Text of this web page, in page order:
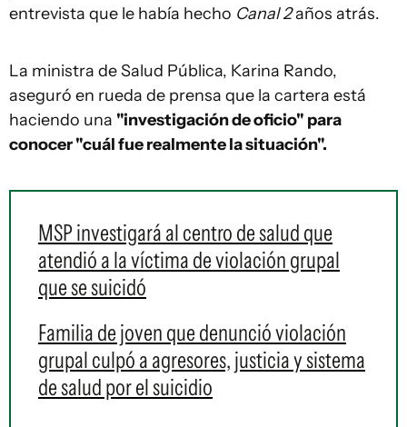
entrevista que le había hecho Canal 2años atrás.
La ministra de Salud Pública, Karina Rando,
aseguró en rueda de prensa que la cartera está
haciendo una "investigación de oficio" para
conocer "cuál fue realmente la situación".
MSP investigará al centro de salud que
atendió a la víctima de violación grupal
que se suicidó
Familia de joven que denunció violación
grupal culpó a agresores, justicia y sistema
de salud por el suicidio